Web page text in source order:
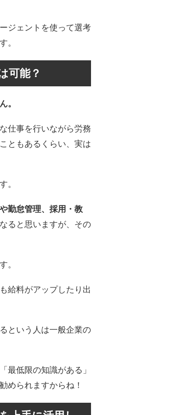
ジェントを使って選考
。
可能？
。
仕事を行いながら労務
ともあるくらい、実は
。
勤怠管理、採用・教
ると思いますが、その
。
給料がアップしたり出
という人は一般企業の
最低限の知識がある」
められますからね！